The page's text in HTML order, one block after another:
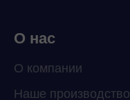
О нас
О компании
Наше производство